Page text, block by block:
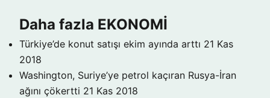
Daha fazla EKONOMİ
Türkiye’de konut satışı ekim ayında arttı 21 Kas
2018
Washington, Suriye’ye petrol kaçıran Rusya-İran
ağını çökertti 21 Kas 2018